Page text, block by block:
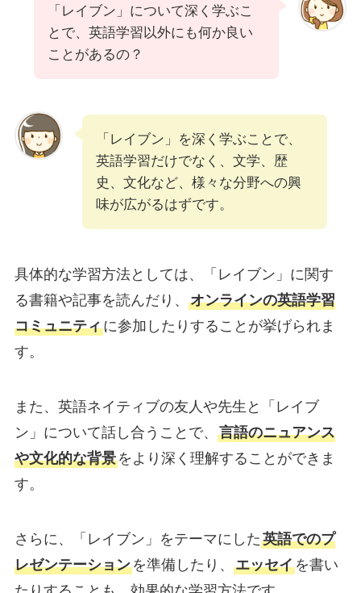
「レイブン」について深く学ぶこ
とで、英語学習以外にも何か良い
ことがあるの？
「レイブン」を深く学ぶことで、
英語学習だけでなく、文学、歴
史、文化など、様々な分野への興
味が広がるはずです。
具体的な学習方法としては、「レイブン」に関す
る書籍や記事を読んだり、 オンラインの英語学習
コミュニティに参加したりすることが挙げられま
す。
また、英語ネイティブの友人や先生と「レイブ
ン」について話し合うことで、 言語のニュアンス
や文化的な背景をより深く理解することができま
す。
さらに、「レイブン」をテーマにした英語でのプ
レゼンテーションを準備したり、 エッセイを書い